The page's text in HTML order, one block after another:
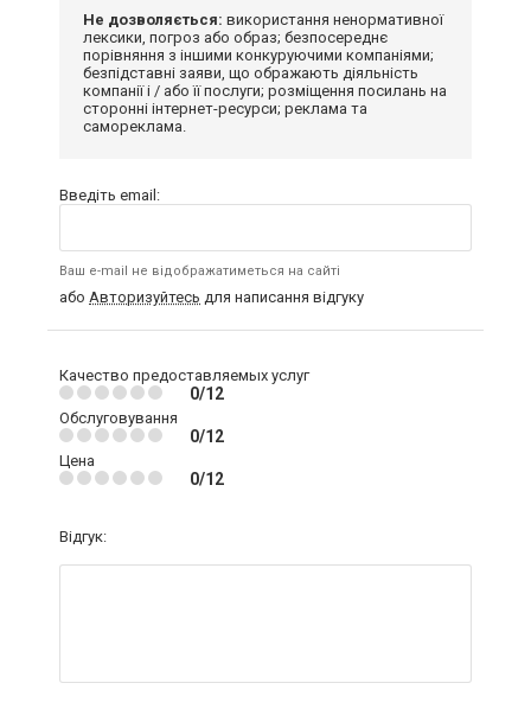
Не дозволяється: використання ненормативної
лексики, погроз або образ; безпосереднє
порівняння з іншими конкуруючими компаніями;
безпідставні заяви, що ображають діяльність
компанії і / або її послуги; розміщення посилань на
сторонні інтернет-ресурси; реклама та
самореклама.
Введіть email:
Ваш e-mail не відображатиметься на сайті
або Авторизуйтесь для написання відгуку
Качество предоставляемых услуг
0/12
Обслуговування
0/12
Цена
0/12
Відгук: